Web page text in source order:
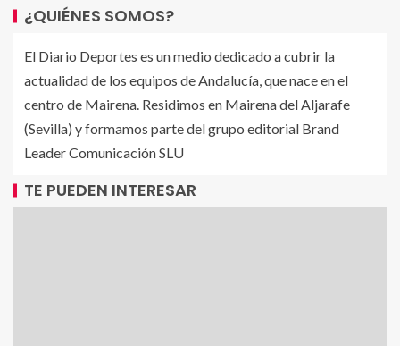
¿QUIÉNES SOMOS?
El Diario Deportes es un medio dedicado a cubrir la
actualidad de los equipos de Andalucía, que nace en el
centro de Mairena. Residimos en Mairena del Aljarafe
(Sevilla) y formamos parte del grupo editorial Brand
Leader Comunicación SLU
TE PUEDEN INTERESAR